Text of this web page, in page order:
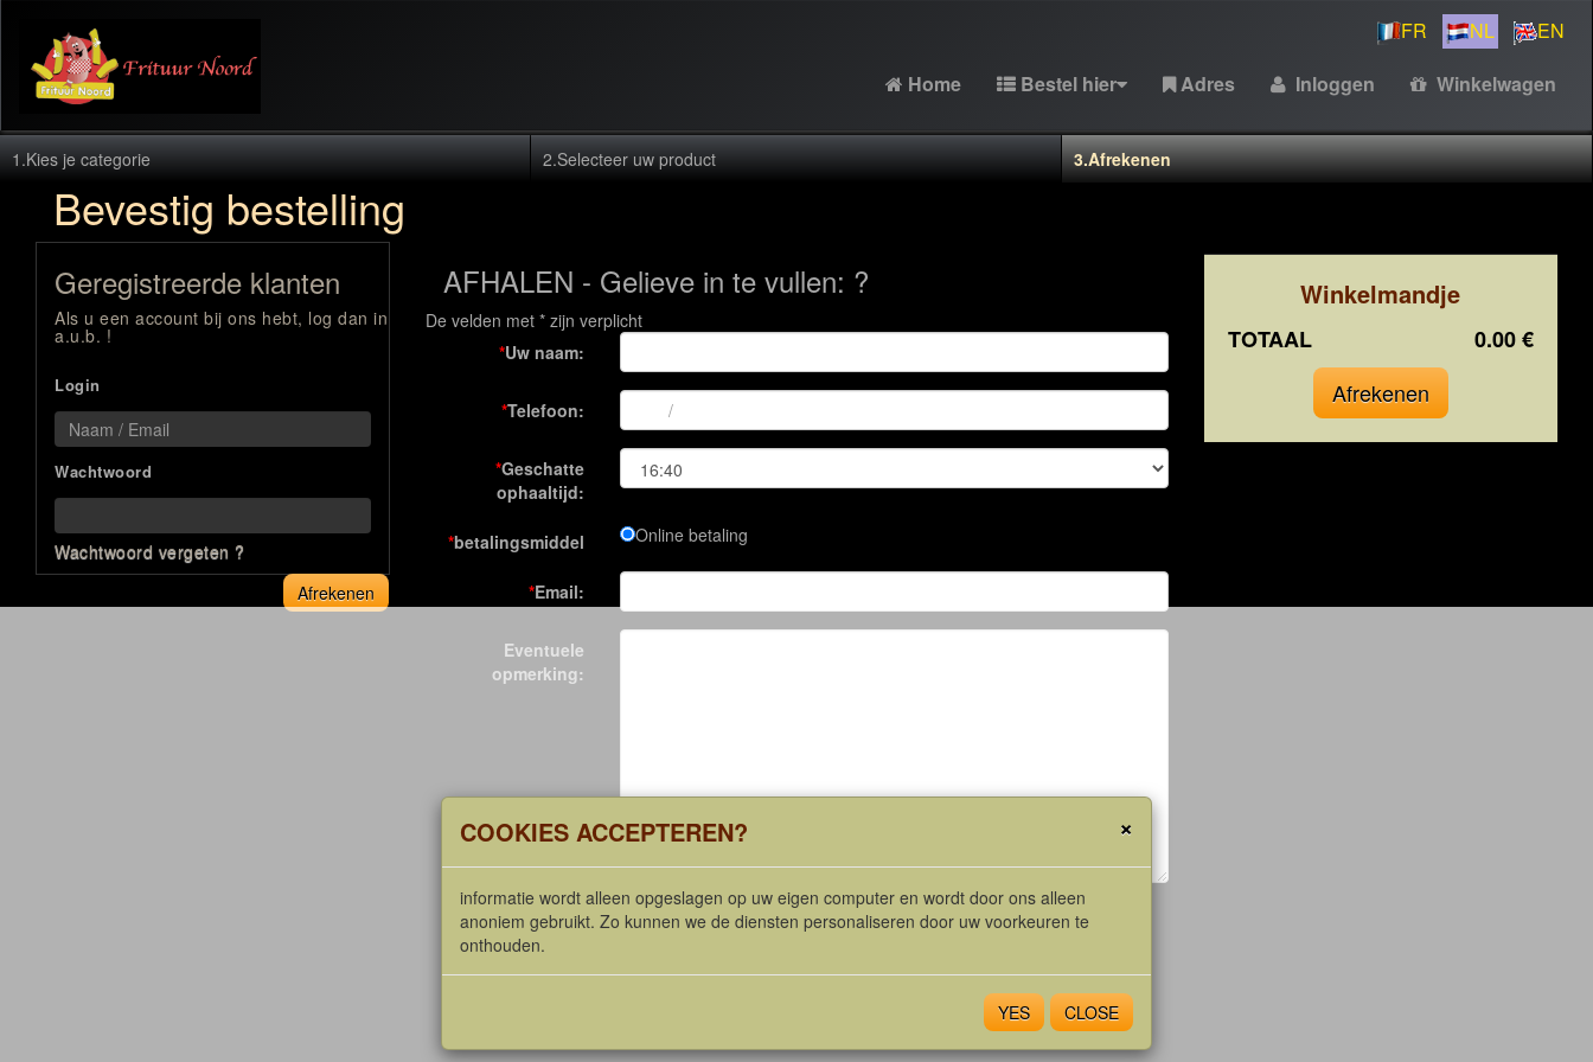
FR NL
EN
Home
Bestel hier Adres Inloggen Winkelwagen
1.Kies je categorie 2.Selecteer uw product 3.Afrekenen
Bevestig bestelling
Geregistreerde klanten
Als u een account bij ons hebt, log dan in
a.u.b. !
Login
Wachtwoord
Wachtwoord vergeten ?
Afrekenen
AFHALEN - Gelieve in te vullen: ?
De velden met * zijn verplicht
*Uw naam:
*Telefoon:
*Geschatte
ophaaltijd:
*betalingsmiddel Online betaling
*Email:
Eventuele
opmerking:
Winkelmandje
TOTAAL
0.00 €
Afrekenen
×
COOKIES ACCEPTEREN?
informatie wordt alleen opgeslagen op uw eigen computer en wordt door ons alleen
anoniem gebruikt. Zo kunnen we de diensten personaliseren door uw voorkeuren te
onthouden.
YES CLOSE